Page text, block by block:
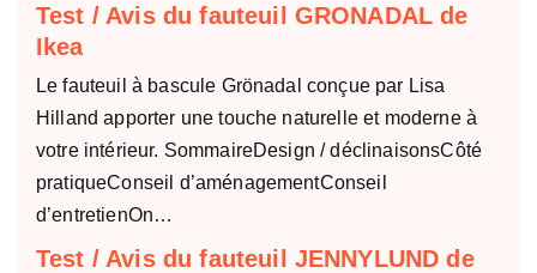
Test / Avis du fauteuil GRONADAL de
Ikea
Le fauteuil à bascule Grönadal conçue par Lisa
Hilland apporter une touche naturelle et moderne à
votre intérieur. SommaireDesign / déclinaisonsCôté
pratiqueConseil d’aménagementConseil
d’entretienOn…
Test / Avis du fauteuil JENNYLUND de